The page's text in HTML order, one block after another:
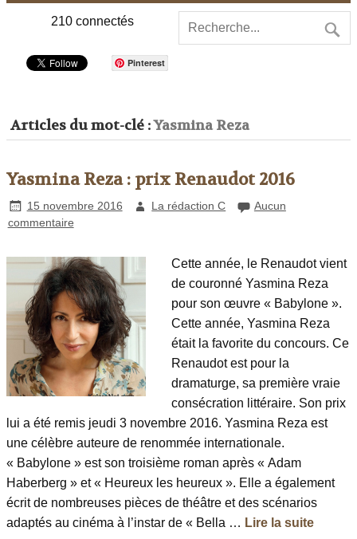
210 connectés
Pinterest
Articles du mot-clé :Yasmina Reza
Yasmina Reza : prix Renaudot 2016
15 novembre 2016 La rédaction C
Aucun
commentaire
Cette année, le Renaudot vient
de couronné Yasmina Reza
pour son œuvre « Babylone ».
Cette année, Yasmina Reza
était la favorite du concours. Ce
Renaudot est pour la
dramaturge, sa première vraie
consécration littéraire. Son prix
lui a été remis jeudi 3 novembre 2016. Yasmina Reza est
une célèbre auteure de renommée internationale.
« Babylone » est son troisième roman après « Adam
Haberberg » et « Heureux les heureux ». Elle a également
écrit de nombreuses pièces de théâtre et des scénarios
adaptés au cinéma à l’instar de « Bella … Lire la suite